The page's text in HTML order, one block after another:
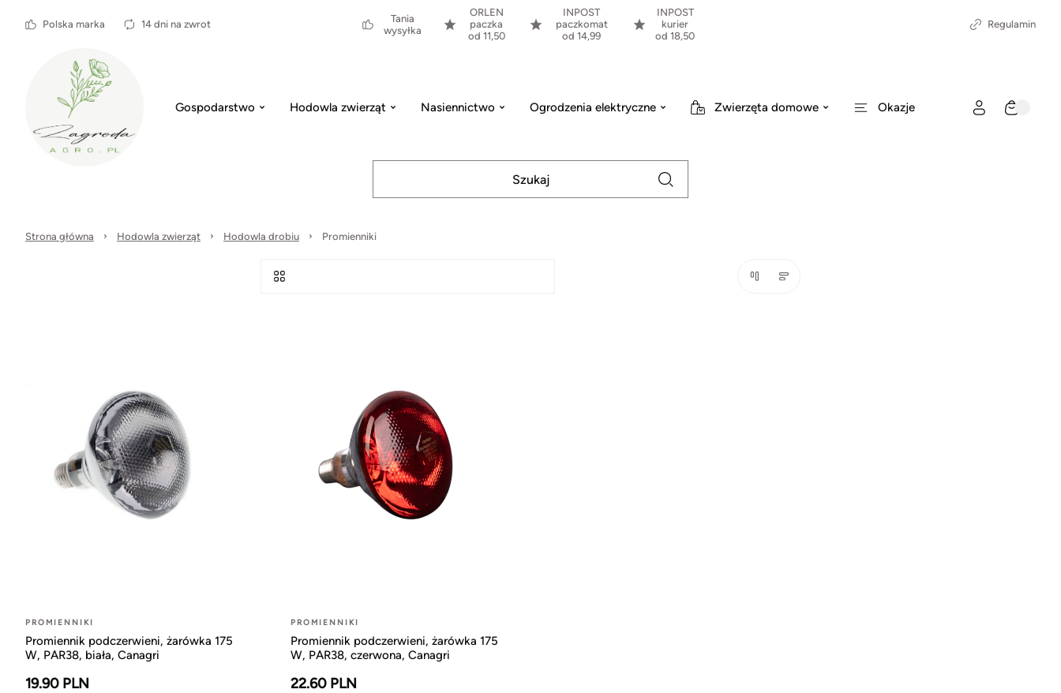
Polska marka 14 dni na zwrot
Tania
wysyłka
ORLEN
paczka
od 11,50
INPOST
paczkomat
od 14,99
INPOST
kurier
od 18,50
Regulamin
Gospodarstwo Hodowla zwierząt Nasiennictwo Ogrodzenia elektryczne Zwierzęta domowe Okazje
Strona główna Hodowla zwierząt Hodowla drobiu Promienniki
PROMIENNIKI
Promiennik podczerwieni, żarówka 175
W, PAR38, biała, Canagri
19.90 PLN
PROMIENNIKI
Promiennik podczerwieni, żarówka 175
W, PAR38, czerwona, Canagri
22.60 PLN